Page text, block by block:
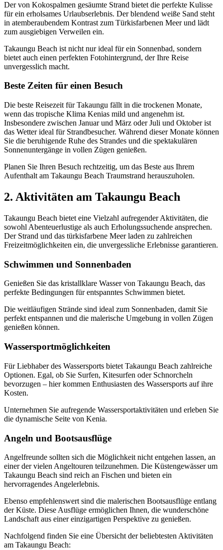
Der von Kokospalmen gesäumte Strand bietet die perfekte Kulisse
für ein erholsames Urlaubserlebnis. Der blendend weiße Sand steht
in atemberaubendem Kontrast zum Türkisfarbenen Meer und lädt
zum ausgiebigen Verweilen ein.
Takaungu Beach ist nicht nur ideal für ein Sonnenbad, sondern
bietet auch einen perfekten Fotohintergrund, der Ihre Reise
unvergesslich macht.
Beste Zeiten für einen Besuch
Die beste Reisezeit für Takaungu fällt in die trockenen Monate,
wenn das tropische Klima Kenias mild und angenehm ist.
Insbesondere zwischen Januar und März oder Juli und Oktober ist
das Wetter ideal für Strandbesucher. Während dieser Monate können
Sie die beruhigende Ruhe des Strandes und die spektakulären
Sonnenuntergänge in vollen Zügen genießen.
Planen Sie Ihren Besuch rechtzeitig, um das Beste aus Ihrem
Aufenthalt am Takaungu Beach Traumstrand herauszuholen.
2. Aktivitäten am Takaungu Beach
Takaungu Beach bietet eine Vielzahl aufregender Aktivitäten, die
sowohl Abenteuerlustige als auch Erholungssuchende ansprechen.
Der Strand und das türkisfarbene Meer laden zu zahlreichen
Freizeitmöglichkeiten ein, die unvergessliche Erlebnisse garantieren.
Schwimmen und Sonnenbaden
Genießen Sie das kristallklare Wasser von Takaungu Beach, das
perfekte Bedingungen für entspanntes Schwimmen bietet.
Die weitläufigen Strände sind ideal zum Sonnenbaden, damit Sie
perfekt entspannen und die malerische Umgebung in vollen Zügen
genießen können.
Wassersportmöglichkeiten
Für Liebhaber des Wassersports bietet Takaungu Beach zahlreiche
Optionen. Egal, ob Sie Surfen, Kitesurfen oder Schnorcheln
bevorzugen – hier kommen Enthusiasten des Wassersports auf ihre
Kosten.
Unternehmen Sie aufregende Wassersportaktivitäten und erleben Sie
die dynamische Seite von Kenia.
Angeln und Bootsausflüge
Angelfreunde sollten sich die Möglichkeit nicht entgehen lassen, an
einer der vielen Angeltouren teilzunehmen. Die Küstengewässer um
Takaungu Beach sind reich an Fischen und bieten ein
hervorragendes Angelerlebnis.
Ebenso empfehlenswert sind die malerischen Bootsausflüge entlang
der Küste. Diese Ausflüge ermöglichen Ihnen, die wunderschöne
Landschaft aus einer einzigartigen Perspektive zu genießen.
Nachfolgend finden Sie eine Übersicht der beliebtesten Aktivitäten
am Takaungu Beach: